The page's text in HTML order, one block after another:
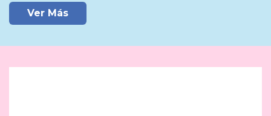
Ver Más